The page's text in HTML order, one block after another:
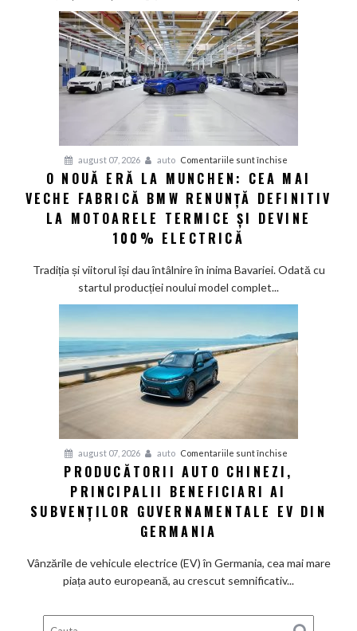
100%
electric
până
2030
șapte
noi
august 07, 2026 auto Comentariile sunt închise
O
nouă
eră
Cea
BMW
renunță
și
100%
O NOUĂ ERĂ LA MUNCHEN: CEA MAI
VECHE FABRICĂ BMW RENUNȚĂ DEFINITIV
LA MOTOARELE TERMICE ȘI DEVINE
100% ELECTRICĂ
Tradiția și viitorul își dau întâlnire în inima Bavariei. Odată cu
startul producției noului model complet...
august 07, 2026 auto Comentariile sunt închise
chinezi,
din
PRODUCĂTORII AUTO CHINEZI,
PRINCIPALII BENEFICIARI AI
SUBVENȚILOR GUVERNAMENTALE EV DIN
GERMANIA
Vânzările de vehicule electrice (EV) în Germania, cea mai mare
piața auto europeană, au crescut semnificativ...